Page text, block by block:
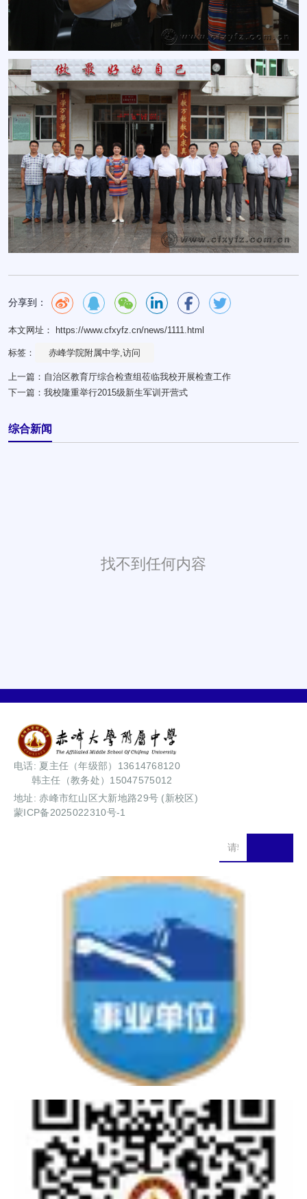
分享到：
本文网址： https://www.cfxyfz.cn/news/1111.html
标签： 赤峰学院附属中学,访问
上一篇： 自治区教育厅综合检查组莅临我校开展检查工作
下一篇： 我校隆重举行2015级新生军训开营式
综合新闻
找不到任何内容
电话: 夏主任（年级部）13614768120
韩主任（教务处）15047575012
地址: 赤峰市红山区大新地路29号 (新校区)
蒙ICP备2025022310号-1